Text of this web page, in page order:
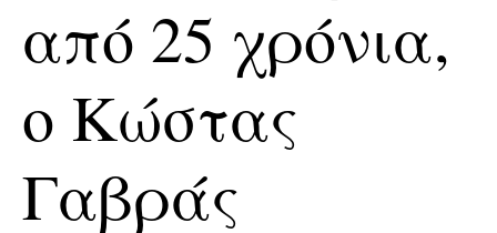
Θέματα και δράσεις Συνδέσμου
Ανακοινώσεις
Η ιστοσελίδα μας
Χάρτης του Site (Sitemap)
Τα Νέα
από 25 χρόνια,
ο Κώστας
Γαβράς